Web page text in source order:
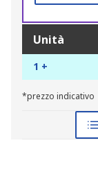
Unità
1 +
*prezzo indicativo